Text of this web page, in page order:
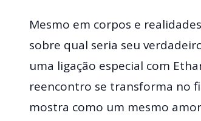
Mesmo em corpos e
sobre qual seria seu
uma ligação especial com
reencontro se transforma no
mostra como um mesmo